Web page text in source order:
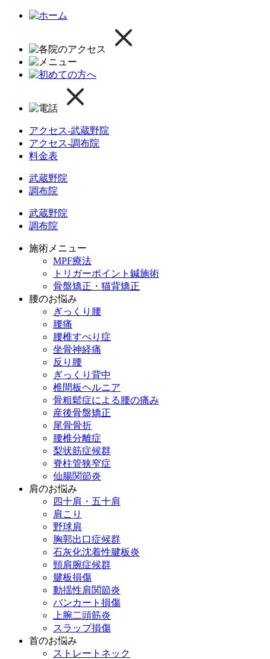
アクセス-武蔵野院
アクセス-調布院
料金表
武蔵野院
調布院
武蔵野院
調布院
施術メニュー
MPF療法
トリガーポイント鍼施術
骨盤矯正・猫背矯正
腰のお悩み
ぎっくり腰
腰痛
腰椎すべり症
坐骨神経痛
反り腰
ぎっくり背中
椎間板ヘルニア
骨粗鬆症による腰の痛み
産後骨盤矯正
尾骨骨折
腰椎分離症
梨状筋症候群
脊柱管狭窄症
仙腸関節炎
肩のお悩み
四十肩・五十肩
肩こり
野球肩
胸郭出口症候群
石灰化沈着性腱板炎
頸肩腕症候群
腱板損傷
動揺性肩関節炎
バンカート損傷
上腕二頭筋炎
スラップ損傷
首のお悩み
ストレートネック